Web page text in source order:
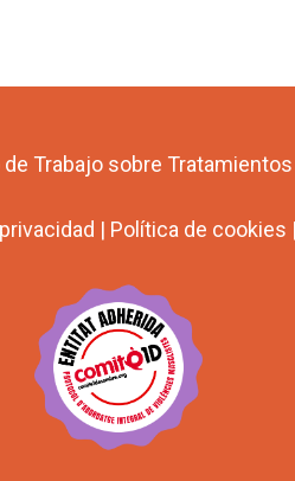
Trabajo sobre Tratamientos
| Política de cookies |